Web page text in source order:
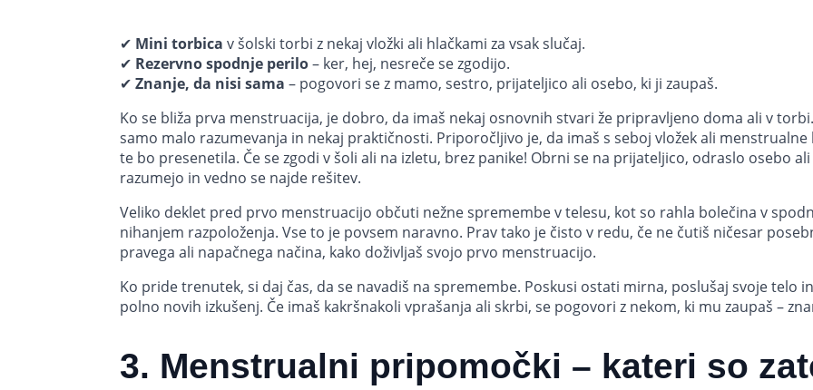
✔ Mini torbica v šolski torbi z nekaj vložki ali hlačkami za vsak slučaj.
✔ Rezervno spodnje perilo– ker, hej, nesreče se zgodijo.
✔ Znanje, da nisi sama – pogovori se z mamo, sestro, prijateljico ali osebo, ki ji zaupaš.
Ko se bliža prva menstruacija, je dobro, da imaš nekaj osnovnih stvari že pripravljeno doma ali v
samo malo razumevanja in nekaj praktičnosti. Priporočljivo je, da imaš s seboj vložek ali menstrualne
te bo presenetila. Če se zgodi v šoli ali na izletu, brez panike! Obrni se na prijateljico, odraslo osebo
razumejo in vedno se najde rešitev.
Veliko deklet pred prvo menstruacijo občuti nežne spremembe v telesu, kot so rahla bolečina v
nihanjem razpoloženja. Vse to je povsem naravno. Prav tako je čisto v redu, če ne čutiš ničesar
pravega ali napačnega načina, kako doživljaš svojo prvo menstruacijo.
Ko pride trenutek, si daj čas, da se navadiš na spremembe. Poskusi ostati mirna, poslušaj svoje telo
polno novih izkušenj. Če imaš kakršnakoli vprašanja ali skrbi, se pogovori z nekom, ki mu zaupaš –
3. Menstrualni pripomočki – kateri so